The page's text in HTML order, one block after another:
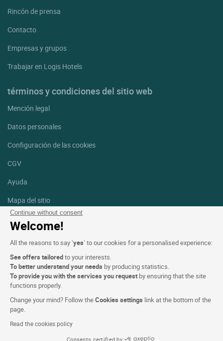
Continue without consent
Welcome!
All the reasons to say ‘yes’ to our cookies for a personalised experience:
See offers tailoredto your interests.
To better understand your needs by producing statistics.
To provide you with the services you request by ensuring that the site
functions properly.
Change your mind? Follow theCookies settings link at the bottom of the
page.
Read the cookies policy
Consents certified by
Rincón de prensa
Contacto
Empresas y grupos
Trabajar en Logis Hotels
términos y condiciones del sitio web
Mención legal
Datos personales
Configuración de las cookies
CGV
Ayuda
Mapa del sitio
Créditos
fotografías
Facebook
Linkedin